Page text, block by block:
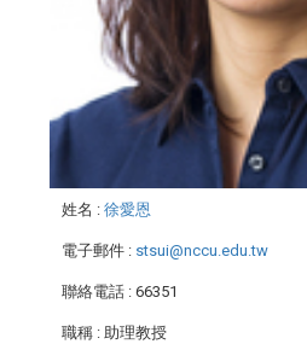
姓名 : 徐愛恩
電子郵件 : stsui@nccu.edu.tw
聯絡電話 : 66351
職稱 : 助理教授